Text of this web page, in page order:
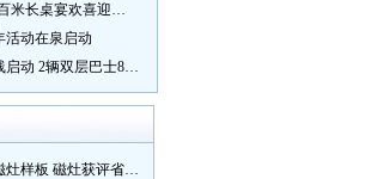
【网络中国节•春节】梧林百米长桌宴欢喜迎新春
活动在泉启动
晋江春节免费旅游公交专线启动 2辆双层巴士8辆铛铛车带你游
打造产城融合、共同富裕磁灶样板 磁灶获评省级乡村振兴示范乡镇